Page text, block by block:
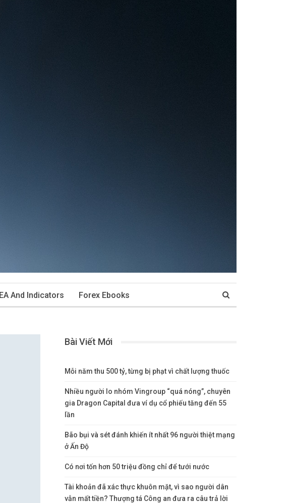
And Indicators Forex Ebooks
Bài Viết Mới
Mỗi năm thu 500 tỷ, từng bị phạt vì chất lượng thuốc
Nhiều người lo nhóm Vingroup “quá nóng”, chuyên
gia Dragon Capital đưa ví dụ cổ phiếu tăng đến 55
lần
Bão bụi và sét đánh khiến ít nhất 96 người thiệt mạng
ở Ấn Độ
Có nơi tốn hơn 50 triệu đồng chỉ để tưới nước
Tài khoản đã xác thực khuôn mặt, vì sao người dân
vẫn mất tiền? Thượng tá Công an đưa ra câu trả lời